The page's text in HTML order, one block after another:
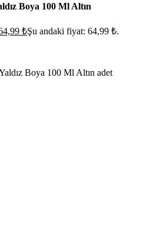
Boya 100 Ml Altın
₺Şu andaki fiyat: 64,99 ₺.
Boya 100 Ml Altın adet